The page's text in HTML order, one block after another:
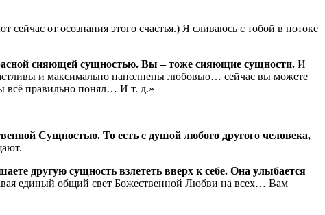
от осознания этого счастья.) Я сливаюсь с тобой в потоке
сияющей сущностью. Вы – тоже сияющие сущности. И
и максимально наполнены любовью… сейчас вы можете
всё правильно понял… И т. д.»
Сущностью. То есть с душой любого другого человека,
другую сущность взлететь вверх к себе. Она улыбается
единый общий свет Божественной Любви на всех… Вам